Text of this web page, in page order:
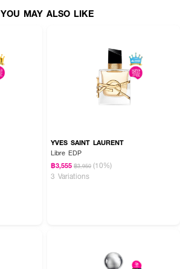
YOU MAY ALSO LIKE
YVES SAINT LAURENT
Libre EDP
฿3,555 ฿3,950 (10%)
3 Variations